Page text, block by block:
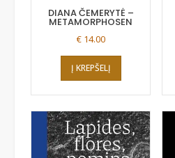
DIANA ČEMERYTĖ –
METAMORPHOSEN
€ 14.00
Į KREPŠELĮ